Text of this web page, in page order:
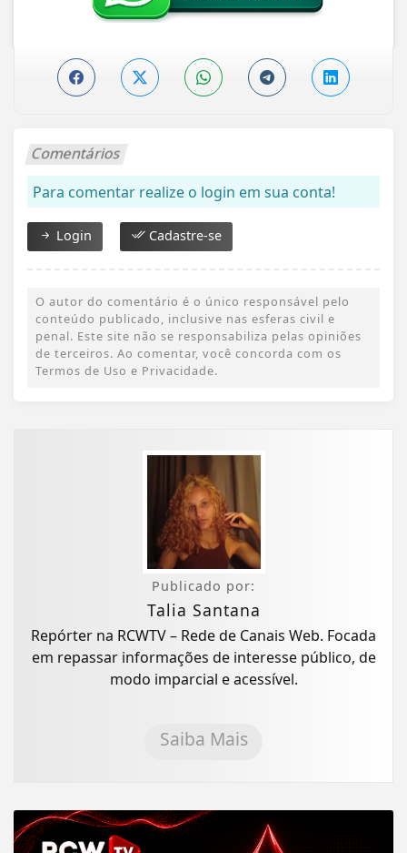
Comentários
Para comentar realize o login em sua conta!
Login Cadastre-se
O autor do comentário é o único responsável pelo
conteúdo publicado, inclusive nas esferas civil e
penal. Este site não se responsabiliza pelas opiniões
de terceiros. Ao comentar, você concorda com os
Termos de Uso e Privacidade.
Publicado por:
Talia Santana
Repórter na RCWTV – Rede de Canais Web. Focada
em repassar informações de interesse público, de
modo imparcial e acessível.
Saiba Mais